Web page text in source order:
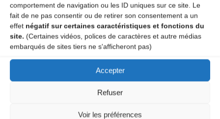
comportement de navigation ou les ID uniques sur ce site. Le
fait de ne pas consentir ou de retirer son consentement a un
effet négatif sur certaines caractéristiques et fonctions du
site. (Certaines vidéos, polices de caractères et autre médias
embarqués de sites tiers ne s'afficheront pas)
Accepter
Refuser
Voir les préférences
doute, mais aussi de Nantes ou de Chambéry, du Cantal
ou de l’Ardèche…
J’ai de bons rapports avec les collègues que je rencontre
notamment dans les expos ; comme nous sommes tous
des passionnés, il est toujours intéressant d’échanger, et
Jean PONS et Joseph RUOLS, accordéoniste &